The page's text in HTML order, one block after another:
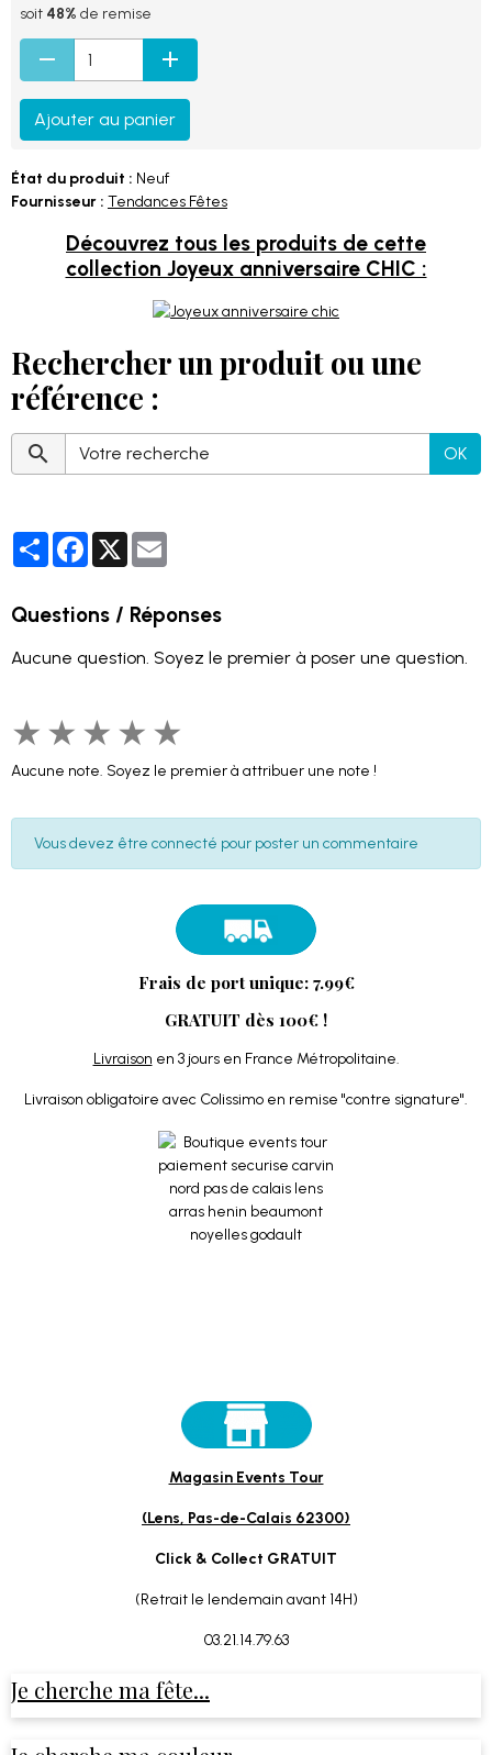
soit 48% de remise
Ajouter au panier
État du produit : Neuf
Fournisseur : Tendances Fêtes
Découvrez tous les produits de cette
collection Joyeux anniversaire CHIC :
Rechercher un produit ou une
référence :
OK
PartagerFacebook
X
Questions / Réponses
Aucune question. Soyez le premier à poser une question.
★ ★ ★ ★ ★
Aucune note. Soyez le premier à attribuer une note !
Vous devez être connecté pour poster un commentaire
Frais de port unique: 7.99€
GRATUIT dès 100€ !
Livraison en 3 jours en France Métropolitaine.
Livraison obligatoire avec Colissimo en remise "contre signature".
Magasin Events Tour
(Lens, Pas-de-Calais 62300)
Click & Collect GRATUIT
(Retrait le lendemain avant 14H)
03.21.14.79.63
Je cherche ma fête...